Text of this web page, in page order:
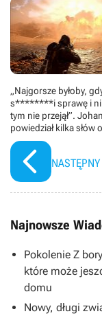
„Najgorsze byłoby,
s********i sprawę i
tym nie przejął”.
powiedział kilka słów o
przyszłości Helldivers 2
NASTĘPNY
Najnowsze
Pokolenie Z
które może
domu
Nowy, długi